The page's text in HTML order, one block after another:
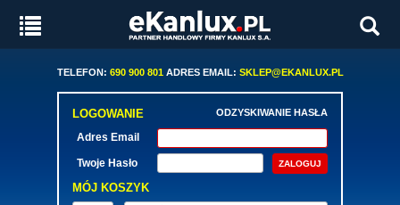
TELEFON: 690 900 801ADRES EMAIL: SKLEP@EKANLUX.PL
LOGOWANIE ODZYSKIWANIE HASŁA
Adres Email
Twoje Hasło
MÓJ KOSZYK